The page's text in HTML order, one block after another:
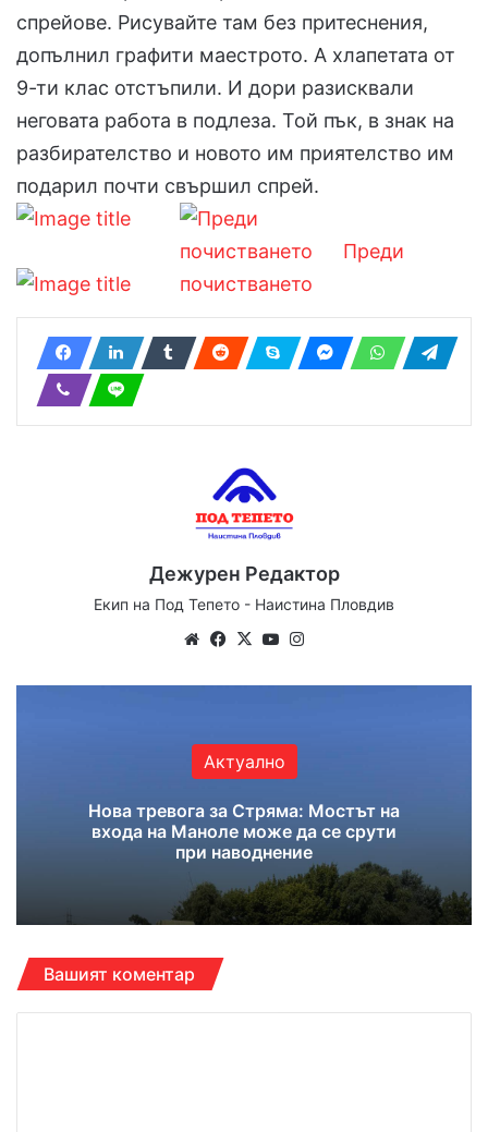
спрейове. Рисувайте там без притеснения,
допълнил графити маестрото. А хлапетата от
9-ти клас отстъпили. И дори разисквали
неговата работа в подлеза. Той пък, в знак на
разбирателство и новото им приятелство им
подарил почти свършил спрей.
Преди
почистването
Дежурен Редактор
Екип на Под Тепето - Наистина Пловдив
We
te
Fa
bo
X
Yo
ub ra
Актуално
Нова тревога за Стряма: Мостът на
входа на Маноле може да се срути
при наводнение
Вашият коментар